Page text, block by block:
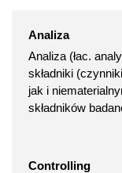
Analiza
Analiza (łac.
składniki
jak i
składników
Controlling